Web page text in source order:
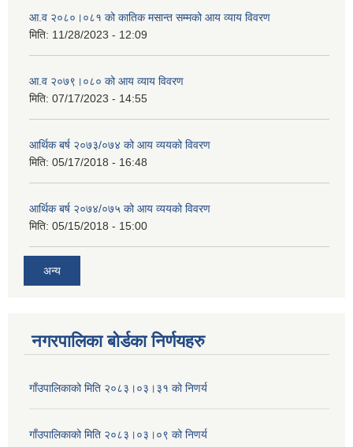
आ.व २०८०।०८१ को कातिक मसान्त सम्मको आय व्याय विवरण
मिति: 11/28/2023 - 12:09
आ.व २०७९।०८० को आय व्याय विवरण
मिति: 07/17/2023 - 14:55
आर्थिक बर्ष २०७३/०७४ को आय व्ययको विवरण
मिति: 05/17/2018 - 16:48
आर्थिक बर्ष २०७४/०७५ को आय व्ययको विवरण
मिति: 05/15/2018 - 15:00
अन्य
नगरपालिका बोर्डका निर्णयहरु
गाँउपालिकाको मिति २०८३।०३।३१ को निणर्य
गाँउपालिकाको मिति २०८३।०३।०९ को निणर्य